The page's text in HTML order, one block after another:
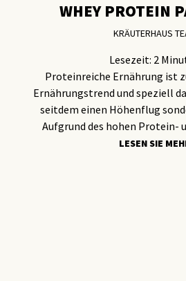
WHEY PROTEIN
KRÄUTERHAUS
Lesezeit: 2
Proteinreiche Ernährung ist
Ernährungstrend und speziell
seitdem einen Höhenflug
Aufgrund des hohen
LESEN SIE